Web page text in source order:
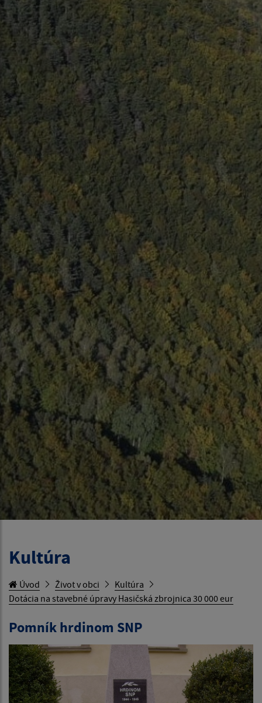
Kultúra
Úvod Život v obci
Kultúra
Dotácia na stavebné úpravy Hasičská zbrojnica 30 000 eur
Pomník hrdinom SNP